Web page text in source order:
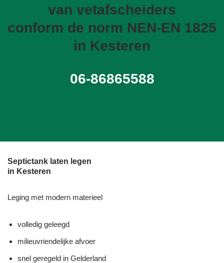
van vetafscheiders
conform de norm NEN-EN 1825
in Kesteren
06-86865588
Septictank laten legen
in Kesteren
Leging met modern materieel
volledig geleegd
milieuvriendelijke afvoer
snel geregeld in Gelderland